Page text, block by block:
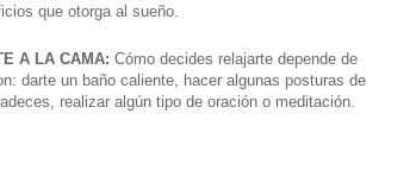
que otorga al sueño.
A LA CAMA: Cómo decides relajarte depende de
darte un baño caliente, hacer algunas posturas de
realizar algún tipo de oración o meditación.